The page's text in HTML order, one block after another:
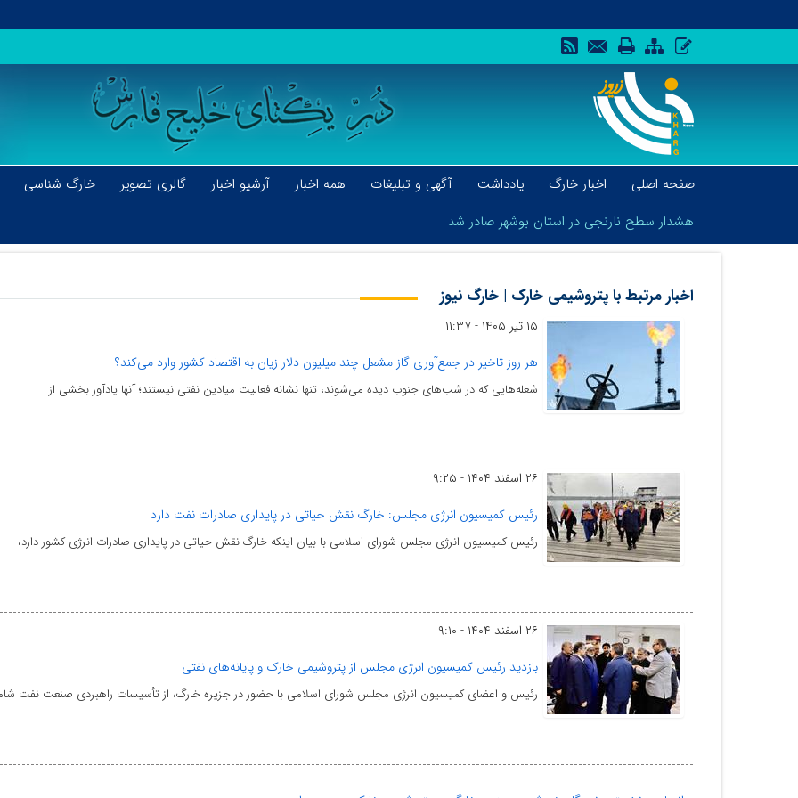
صفحه اصلی اخبار خارگ یادداشت آگهی و تبلیغات همه اخبار آرشیو اخبار گالری تصویر
خارگ شناسی
هشدار سطح نارنجی در استان بوشهر صادر شد
هشدار سطح نارنجی در استان بوشهر صادر شد
اخبار مرتبط با پتروشیمی خارک | خارگ نیوز
۱۵ تیر ۱۴۰۵ - ۱۱:۳۷
هر روز تاخیر در جمع‌آوری گاز مشعل چند میلیون دلار زیان به اقتصاد کشور وارد می‌کند؟
شعله‌هایی که در شب‌های جنوب دیده می‌شوند، تنها نشانه فعالیت میادین نفتی نیستند؛ آنها یادآور بخشی از
۲۶ اسفند ۱۴۰۴ - ۹:۲۵
رئیس کمیسیون انرژی مجلس: خارگ نقش حیاتی در پایداری صادرات نفت دارد
رئیس کمیسیون انرژی مجلس شورای اسلامی با بیان اینکه خارگ نقش حیاتی در پایداری صادرات انرژی کشور دارد،
۲۶ اسفند ۱۴۰۴ - ۹:۱۰
بازدید رئیس کمیسیون انرژی مجلس از پتروشیمی خارک و پایانه‌های نفتی
رئیس و اعضای کمیسیون انرژی مجلس شورای اسلامی با حضور در جزیره خارگ، از تأسیسات راهبردی صنعت نفت